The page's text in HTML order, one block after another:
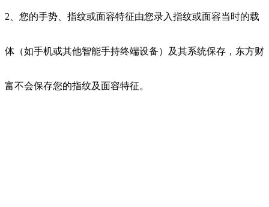
2、您的手势、指纹或面容特征由您录入指纹或面容当时的载
体（如手机或其他智能手持终端设备）及其系统保存，东方财
富不会保存您的指纹及面容特征。